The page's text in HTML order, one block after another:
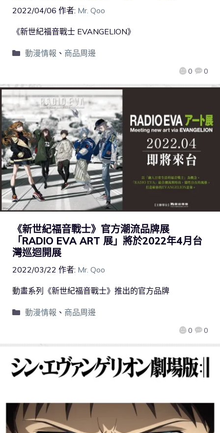
2022/04/06 作者: Mr. Qoo
0 0
《新世紀福音戰士 EVANGELION》
動漫情報 、 商品周邊
《新世紀福音戰士》官方潮流品牌展
「RADIO EVA ART 展」將於2022年4月台
灣巡迴開展
2022/03/22 作者: Mr. Qoo
0 0
動畫系列《新世紀福音戰士》推出的官方品牌
動漫情報 、 商品周邊